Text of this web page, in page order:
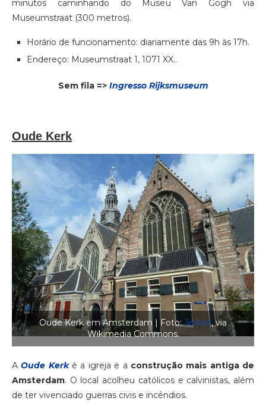
minutos caminhando do Museu Van Gogh via
Museumstraat (300 metros).
Horário de funcionamento: diariamente das 9h às 17h.
Endereço: Museumstraat 1, 1071 XX..
Sem fila => Ingresso Rijksmuseum
Oude Kerk
Oude Kerk em Amsterdam | Foto:Jensre, via
Wikimedia Commons.
AOude Kerké a igreja e a construção mais antiga de
Amsterdam. O local acolheu católicos e calvinistas, além
de ter vivenciado guerras civis e incêndios.